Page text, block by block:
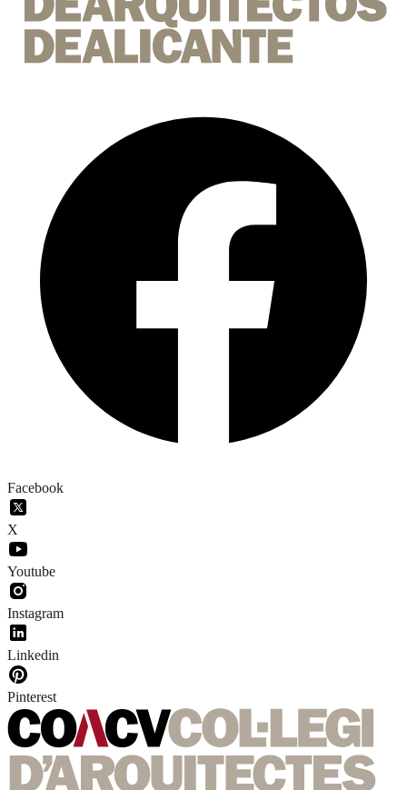
Facebook
X
Youtube
Instagram
Linkedin
Pinterest